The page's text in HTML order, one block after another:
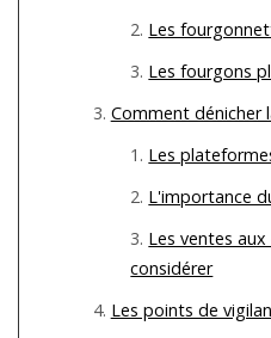
Les
Les fourgons
Comment dénicher
Les
L'importance
Les ventes
considérer
Les points de